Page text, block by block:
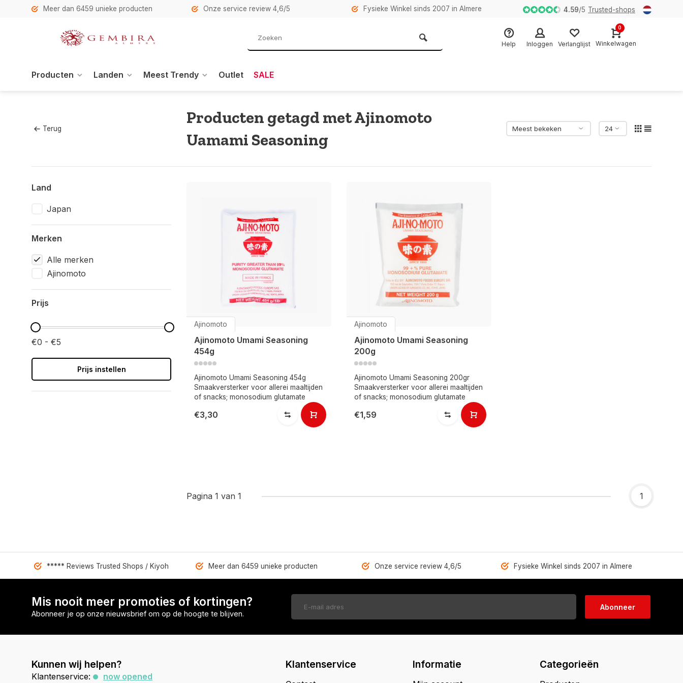
Meer dan 6459 unieke producten Onze service review 4,6/5 Fysieke Winkel sinds 2007 in Almere 4.59/5 Trusted-shops
Help Inloggen Verlanglijst
0
Winkelwagen
Producten Landen Meest Trendy Outlet SALE
Terug
Producten getagd met Ajinomoto
Uamami Seasoning
Land
Japan
Merken
Alle merken
Ajinomoto
Prijs
€0 - €5
Prijs instellen
Ajinomoto
Ajinomoto Umami Seasoning
454g
Ajinomoto Umami Seasoning 454g
Smaakversterker voor allerei maaltijden
of snacks; monosodium glutamate
€3,30
Ajinomoto
Ajinomoto Umami Seasoning
200g
Ajinomoto Umami Seasoning 200gr
Smaakversterker voor allerei maaltijden
of snacks; monosodium glutamate
€1,59
Pagina 1 van 1 1
***** Reviews Trusted Shops / Kiyoh Meer dan 6459 unieke producten Onze service review 4,6/5 Fysieke Winkel sinds 2007 in Almere
Mis nooit meer promoties of kortingen?
Abonneer je op onze nieuwsbrief om op de hoogte te blijven.
Abonneer
Kunnen wij helpen?
Klantenservice: now opened
Klantenservice Informatie Categorieën